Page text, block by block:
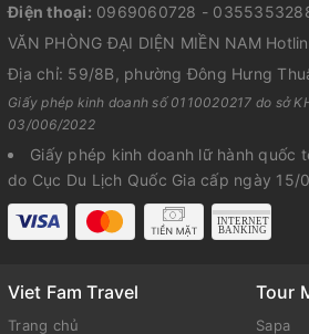
Điện thoại: 0969060728 -
VĂN PHÒNG ĐẠI DIỆN MIỀN NAM
Địa chỉ: 59/8B, phường Đông Hưng
Giấy phép kinh doanh số 0110020217 do sở
03/006/2022
Giấy phép kinh doanh lữ hành quốc
do Cục Du Lịch Quốc Gia cấp ngày 15/
Viet Fam Travel
Trang chủ
Tour
Sapa